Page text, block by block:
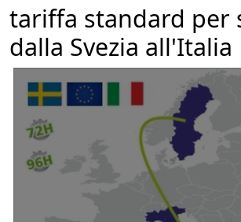
tariffa standard per
dalla Svezia all'Italia